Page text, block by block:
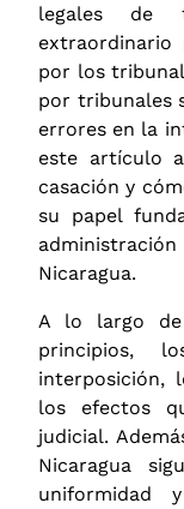
legales de
extraordinario
por los
por tribunales
errores en la
este artículo
casación y
su papel
Nicaragua.
A lo largo de
principios,
interposición,
los efectos
judicial.
Nicaragua
uniformidad